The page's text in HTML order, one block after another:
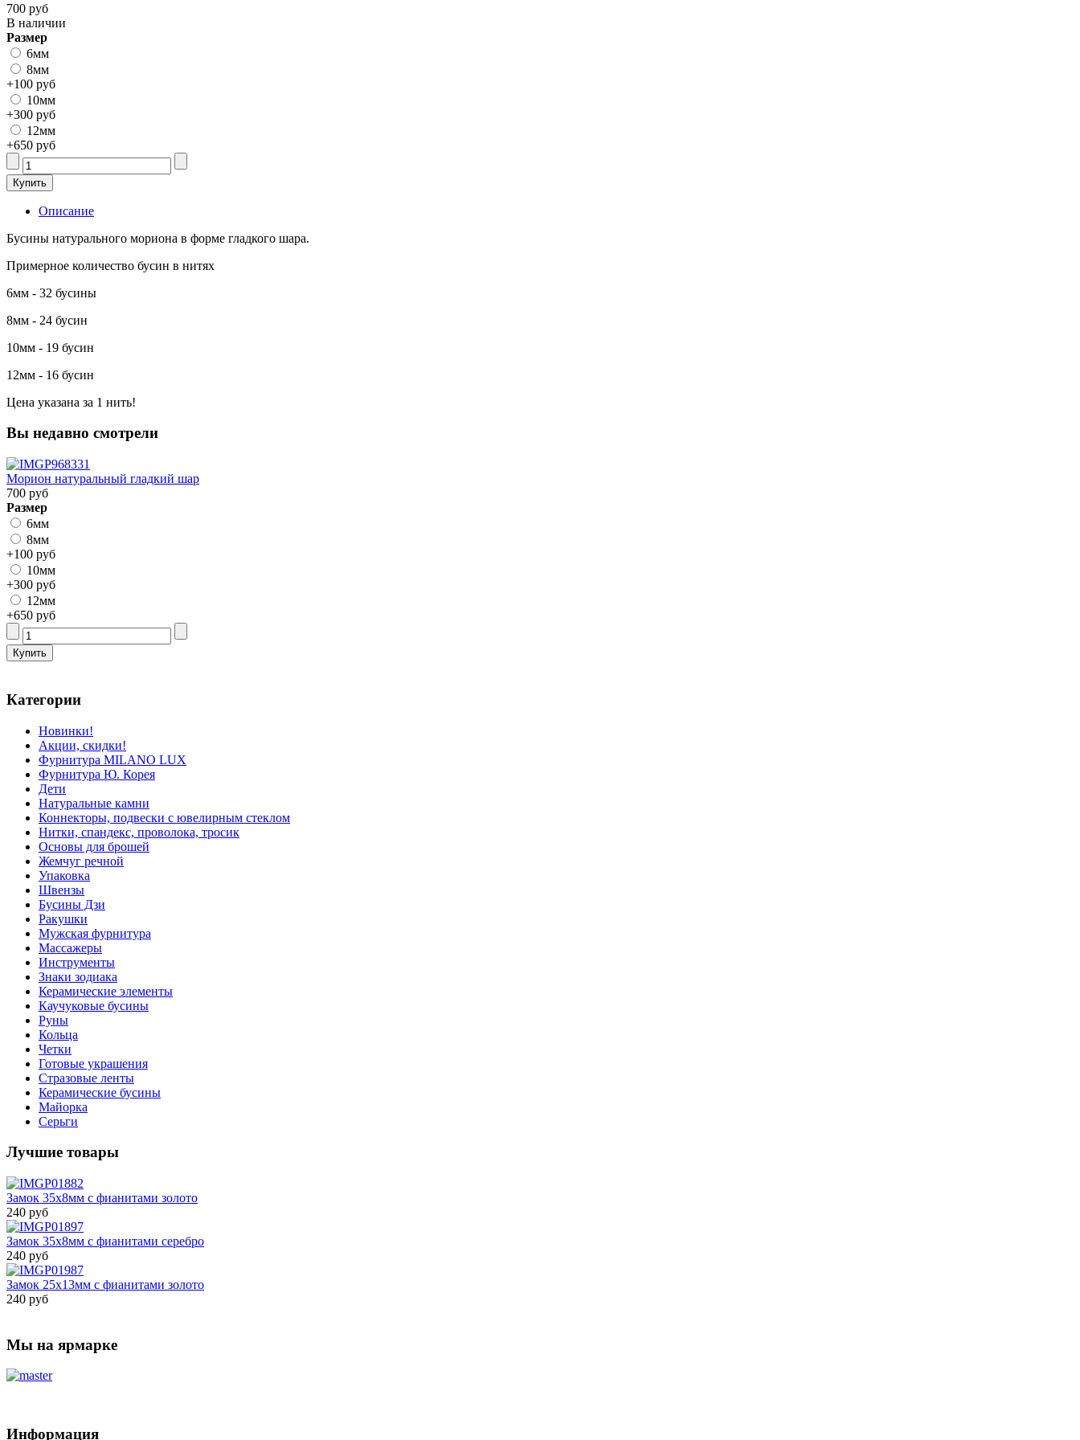
700 руб
В наличии
Размер
6мм
8мм
+100 руб
10мм
+300 руб
12мм
+650 руб
Описание
Бусины натурального мориона в форме гладкого шара.
Примерное количество бусин в нитях
6мм - 32 бусины
8мм - 24 бусин
10мм - 19 бусин
12мм - 16 бусин
Цена указана за 1 нить!
Вы недавно смотрели
Морион натуральный гладкий шар
700 руб
Размер
6мм
8мм
+100 руб
10мм
+300 руб
12мм
+650 руб
Категории
Новинки!
Акции, скидки!
Фурнитура MILANO LUX
Фурнитура Ю. Корея
Дети
Натуральные камни
Коннекторы, подвески с ювелирным стеклом
Нитки, спандекс, проволока, тросик
Основы для брошей
Жемчуг речной
Упаковка
Швензы
Бусины Дзи
Ракушки
Мужская фурнитура
Массажеры
Инструменты
Знаки зодиака
Керамические элементы
Каучуковые бусины
Руны
Кольца
Четки
Готовые украшения
Стразовые ленты
Керамические бусины
Майорка
Серьги
Лучшие товары
Замок 35х8мм с фианитами золото
240 руб
Замок 35х8мм с фианитами серебро
240 руб
Замок 25х13мм с фианитами золото
240 руб
Мы на ярмарке
Информация